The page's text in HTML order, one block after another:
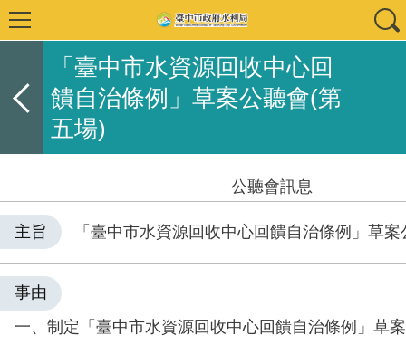
「臺中市水資源回收中心回
饋自治條例」草案公聽會(第
五場)
公聽會訊息
主旨 「臺中市水資源回收中心回饋自治條例」草
事由
一、制定「臺中市水資源回收中心回饋自治條例」草